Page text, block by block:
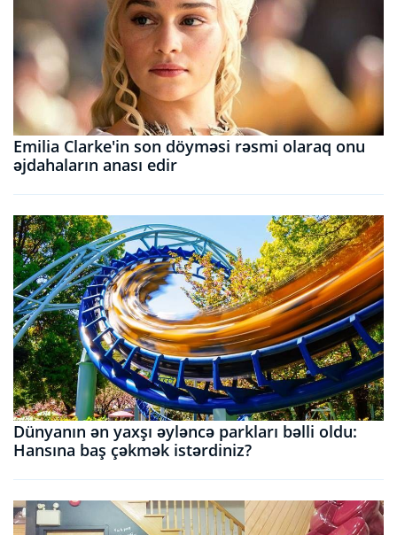
Emilia Clarke'in son döyməsi rəsmi olaraq onu
əjdahaların anası edir
Dünyanın ən yaxşı əyləncə parkları bəlli oldu:
Hansına baş çəkmək istərdiniz?